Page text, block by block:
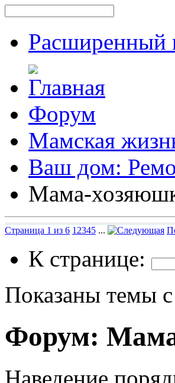
Расширенный
Форум
Мамская
Ваш дом:
Мама-
Страница 1 из 6 1 2345 ...
К странице:
Показаны темы
Форум: